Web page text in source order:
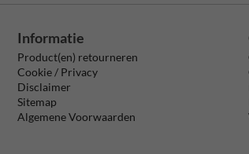
Informatie
Product(en) retourneren
Cookie / Privacy
Disclaimer
Sitemap
Algemene Voorwaarden